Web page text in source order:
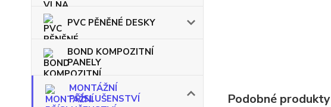
PVC PĚNĚNÉ DESKY
BOND KOMPOZITNÍ
PANELY
MONTÁŽNÍ
PŘÍSLUŠENSTVÍ
Podobné produkty